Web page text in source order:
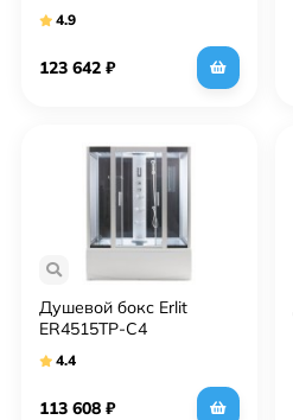
4.9
123 642 ₽
Душевой бокс Erlit
ER4515TP-C4
4.4
113 608 ₽